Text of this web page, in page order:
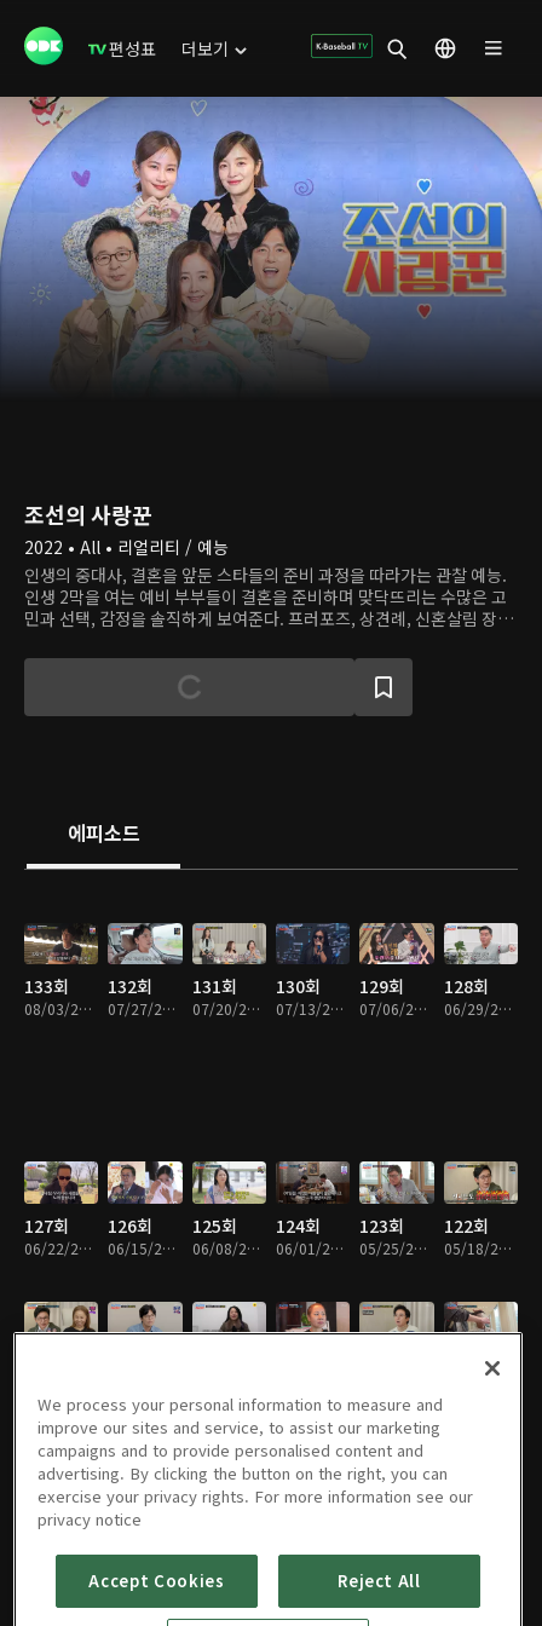
편성표 더보기
조선의 사랑꾼
2022 • All • 리얼리티 / 예능
인생의 중대사, 결혼을 앞둔 스타들의 준비 과정을 따라가는 관찰 예능.
인생 2막을 여는 예비 부부들이 결혼을 준비하며 맞닥뜨리는 수많은 고
민과 선택, 감정을 솔직하게 보여준다. 프러포즈, 상견례, 신혼살림 장만
에피소드
133회
08/03/2026 • 1시간 18분
132회
07/27/2026 • 1시간 33분
131회
07/20/2026 • 1시간 55분
130회
07/13/2026 • 1시간 49분
129회
07/06/2026 • 2시간 6분
128회
06/29/2026 • 1시간 56분
127회
06/22/2026 • 1시간 35분
126회
06/15/2026 • 1시간 27분
125회
06/08/2026 • 1시간 35분
124회
06/01/2026 • 1시간 21분
123회
05/25/2026 • 1시간 33분
122회
05/18/2026 • 1시간 56분
116회
115회
03/30/2026 • 1시간 25분
114회 113회 112회 111회 110회
We process your personal information to measure and
improve our sites and service, to assist our marketing
campaigns and to provide personalised content and
advertising. By clicking the button on the right, you can
exercise your privacy rights. For more information see our
privacy notice
Accept Cookies Reject All